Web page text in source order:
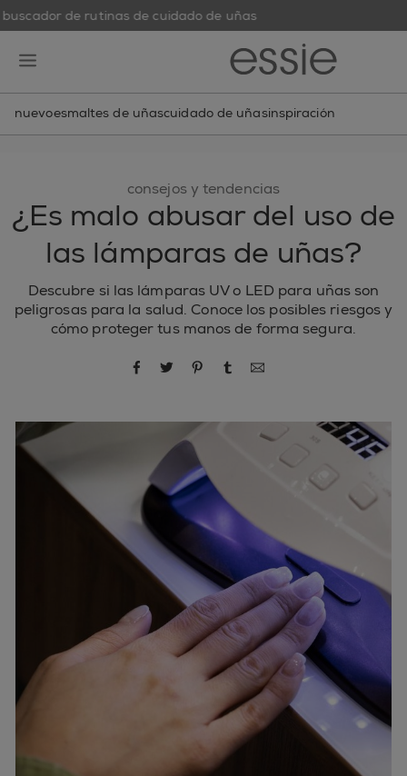
buscador de rutinas de cuidado de uñas
nuevoesmaltes de uñascuidado de uñasinspiración
consejos y tendencias
¿Es malo abusar del uso de
las lámparas de uñas?
Descubre si las lámparas UV o LED para uñas son
peligrosas para la salud. Conoce los posibles riesgos y
cómo proteger tus manos de forma segura.
compartir por Facebook
compartir por Twitter
compartir por Pinterest
compartir por Tumblr
compartir por